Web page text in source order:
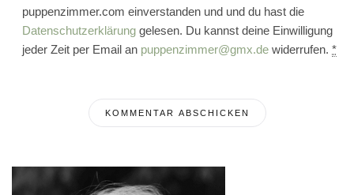
puppenzimmer.com einverstanden und und du hast die
Datenschutzerklärung gelesen. Du kannst deine Einwilligung
jeder Zeit per Email an puppenzimmer@gmx.de widerrufen. *